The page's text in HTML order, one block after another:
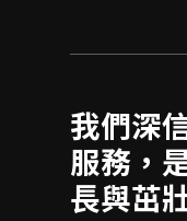
我們深
服務，
長與茁